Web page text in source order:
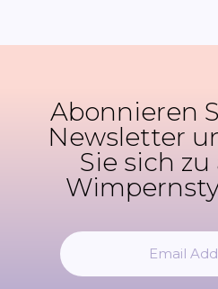
Abonnieren
Newsletter
Sie sich
M
e